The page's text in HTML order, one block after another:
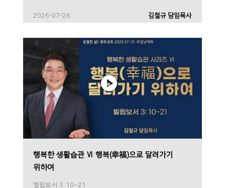
2026-07-26 김철규 담임목사
행복한 생활습관 Ⅵ 행복(幸福)으로 달려가기
위하여
빌립보서 3: 10~21